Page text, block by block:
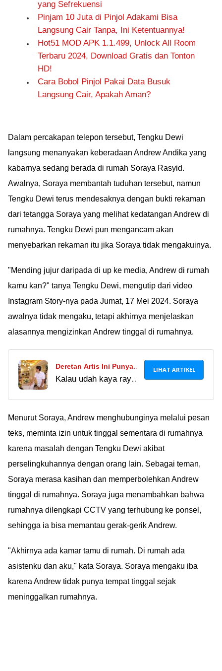
yang Sefrekuensi
Pinjam 10 Juta di Pinjol Adakami Bisa
Langsung Cair Tanpa, Ini Ketentuannya!
Hot51 MOD APK 1.1.499, Unlock All Room
Terbaru 2024, Download Gratis dan Tonton
HD!
Cara Bobol Pinjol Pakai Data Busuk
Langsung Cair, Apakah Aman?
Dalam percakapan telepon tersebut, Tengku Dewi
langsung menanyakan keberadaan Andrew Andika yang
kabarnya sedang berada di rumah Soraya Rasyid.
Awalnya, Soraya membantah tuduhan tersebut, namun
Tengku Dewi terus mendesaknya dengan bukti rekaman
dari tetangga Soraya yang melihat kedatangan Andrew di
rumahnya. Tengku Dewi pun mengancam akan
menyebarkan rekaman itu jika Soraya tidak mengakuinya.
"Mending jujur daripada di up ke media, Andrew di rumah
kamu kan?" tanya Tengku Dewi, mengutip dari video
Instagram Story-nya pada Jumat, 17 Mei 2024. Soraya
awalnya tidak mengaku, tetapi akhirnya menjelaskan
alasannya mengizinkan Andrew tinggal di rumahnya.
Deretan Artis Ini Punya
Rumah Berlapis Emas,
Karat!
Kalau udah kaya raya
mimin sih adanya
Emas Budi, Emas
Rizki, Emas Yanto....
LIHAT ARTIKEL
Menurut Soraya, Andrew menghubunginya melalui pesan
teks, meminta izin untuk tinggal sementara di rumahnya
karena masalah dengan Tengku Dewi akibat
perselingkuhannya dengan orang lain. Sebagai teman,
Soraya merasa kasihan dan memperbolehkan Andrew
tinggal di rumahnya. Soraya juga menambahkan bahwa
rumahnya dilengkapi CCTV yang terhubung ke ponsel,
sehingga ia bisa memantau gerak-gerik Andrew.
"Akhirnya ada kamar tamu di rumah. Di rumah ada
asistenku dan aku," kata Soraya. Soraya mengaku iba
karena Andrew tidak punya tempat tinggal sejak
meninggalkan rumahnya.